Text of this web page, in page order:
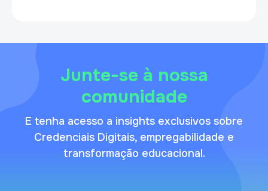
Junte-se à nossa
comunidade
E tenha acesso a insights exclusivos sobre
Credenciais Digitais, empregabilidade e
transformação educacional.